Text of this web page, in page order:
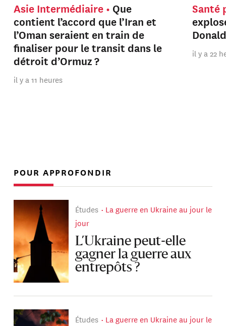
Asie Intermédiaire
Que
contient l’accord que l’Iran et
l’Oman seraient en train de
finaliser pour le transit dans le
détroit d’Ormuz ?
il y a 11 heures
Santé
il y a 22
POUR APPROFONDIR
Études
La guerre en Ukraine au jour le
jour
L’Ukraine peut-elle
gagner la guerre aux
entrepôts ?
Études
La guerre en Ukraine au jour le